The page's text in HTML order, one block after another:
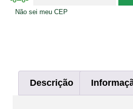
Não sei meu CEP
Descrição